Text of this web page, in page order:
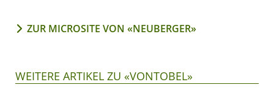
ZUR MICROSITE VON «NEUBERGER»
WEITERE ARTIKEL ZU «VONTOBEL»